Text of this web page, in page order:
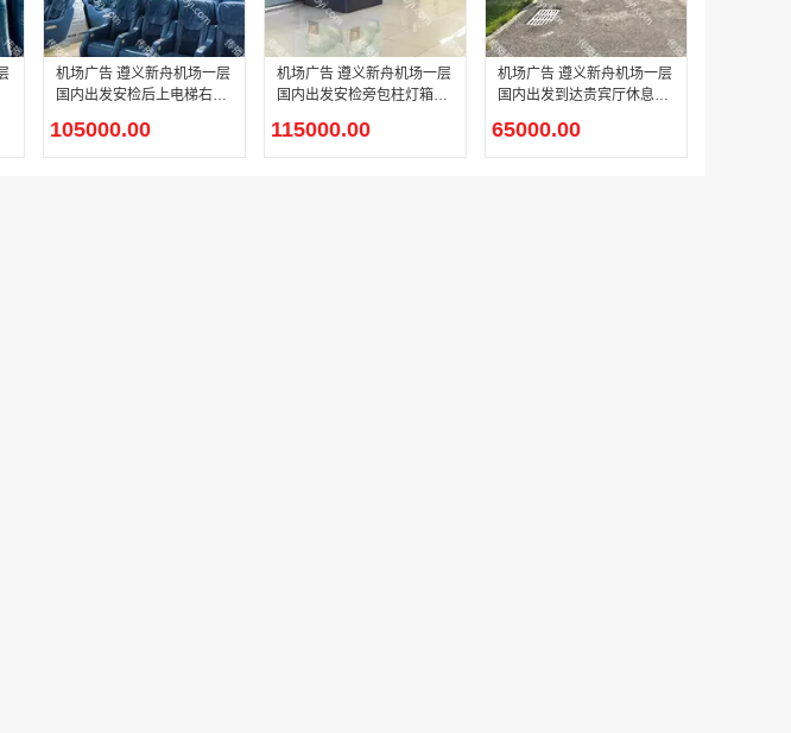
机场广告 遵义新舟机场一层
国内出发安检后上电梯右侧
105000.00
机场广告 遵义新舟机场一层
国内出发安检旁包柱灯箱广
115000.00
机场广告 遵义新舟机场一层
国内出发到达贵宾厅休息室
65000.00